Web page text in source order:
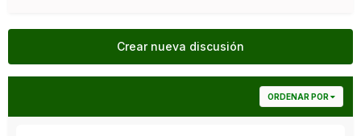
Crear nueva discusión
ORDENAR POR